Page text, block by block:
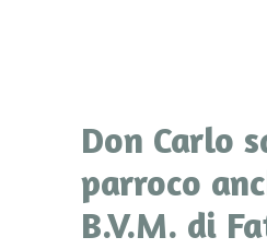
Don Carlo
parroco
B.V.M. di